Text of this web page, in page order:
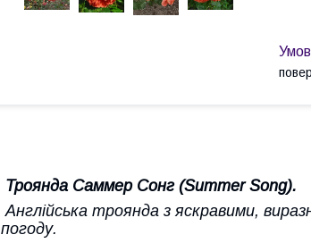
Троянда Саммер Сонг (Summer Song).
Англійська троянда з яскравими,
погоду.